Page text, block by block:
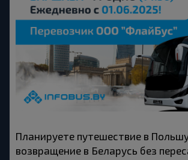
Планируете путешествие в
возвращение в Беларусь без